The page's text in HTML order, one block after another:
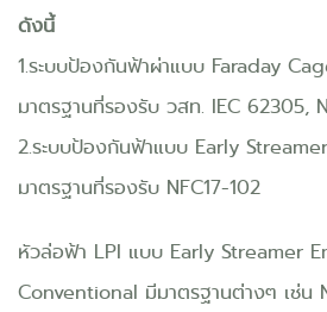
ดังนี้
1.ระบบป้องกันฟ้าผ่าแบบ Faraday
มาตรฐานที่รองรับ วสท. IEC 62305,
2.ระบบป้องกันฟ้าแบบ Early
มาตรฐานที่รองรับ NFC17-102
หัวล่อฟ้า LPI แบบ Early Streamer
Conventional มีมาตรฐานต่างๆ เช่น